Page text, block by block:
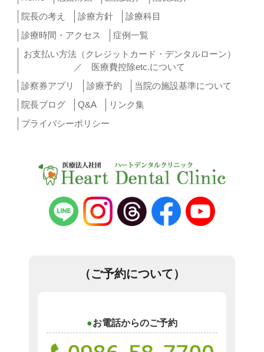
院長の考え
診療方針
診療科目
診療時間・アクセス
症例一覧
お支払い方法（クレジットカード・デンタルローン）
／ 医療費控除etc.について
診察券アプリ
診療予約
当院の施設基準について
院長ブログ
Q&A
リンク集
プライバシーポリシー
（ご予約について）
お電話からのご予約